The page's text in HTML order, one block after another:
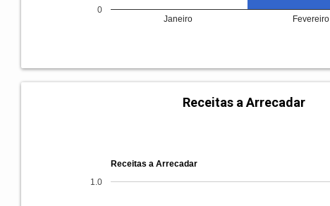
Janeiro Fevereiro
0
Receitas a Arrecadar
Receitas a Arrecadar
1.0